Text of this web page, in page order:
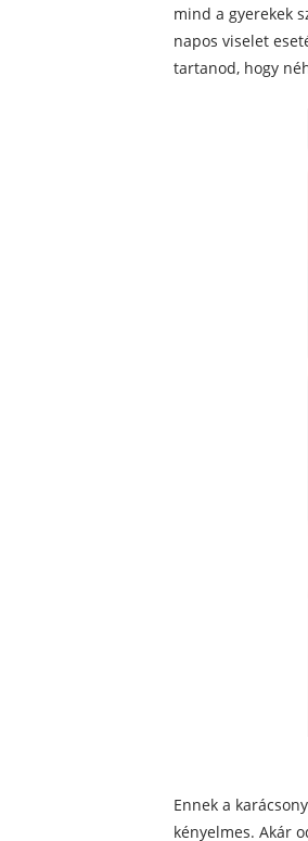
mind a gyerekek
napos viselet
tartanod, hogy
Ennek a
kényelmes. Akár